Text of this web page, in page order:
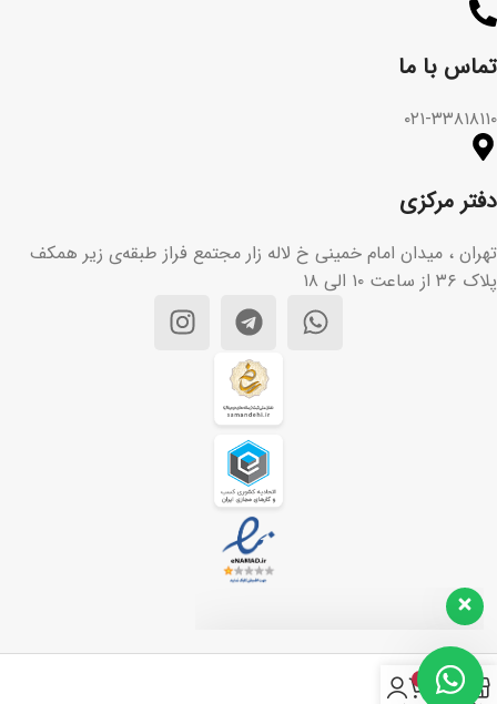
تماس با ما​
۰۲۱-۳۳۸۱۸۱۱۰
دفتر مرکزی
تهران ، میدان امام خمینی خ لاله زار مجتمع فراز طبقه‌ی زیر همکف
پلاک ۳۶ از ساعت ۱۰ الی ۱۸
تیم پشتیبانی مشتریان ما آماده
پاسخگویی به سوالات شماست. هر
سوالی دارید از ما بپرسید!
سلام، چطور می‌تونم کمکتون کنم؟👋
۰